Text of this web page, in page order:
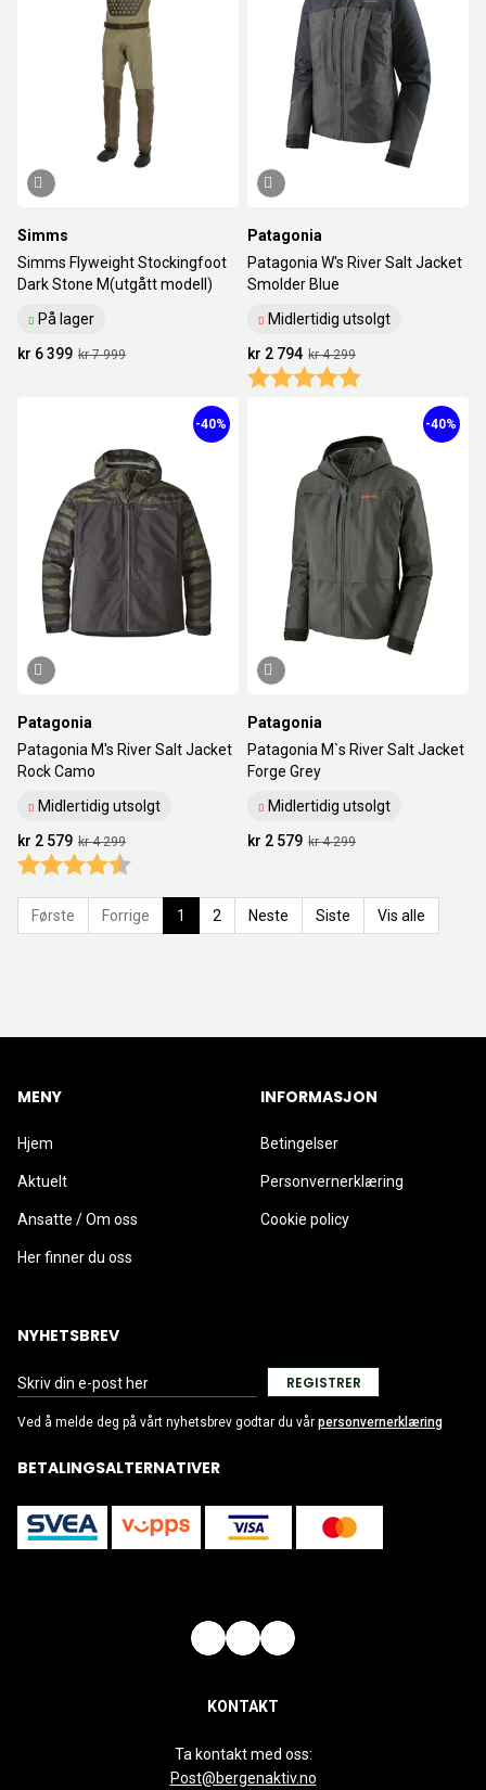
Simms
Simms Flyweight Stockingfoot
Dark Stone M(utgått modell)
På lager
kr 7 999
kr 6 399
Patagonia
Patagonia W's River Salt Jacket
Smolder Blue
Midlertidig utsolgt
kr 4 299
kr 2 794
Karakter:
Patagonia
Patagonia M's River Salt Jacket
Rock Camo
Midlertidig utsolgt
-40%
kr 4 299
kr 2 579
Karakter:
Patagonia
Patagonia M`s River Salt Jacket
Forge Grey
Midlertidig utsolgt
-40%
kr 4 299
kr 2 579
Første Forrige 1 2 Neste Siste Vis alle
MENY
Hjem
Aktuelt
Ansatte / Om oss
Her finner du oss
INFORMASJON
Betingelser
Personvernerklæring
Cookie policy
NYHETSBREV
REGISTRER
Ved å melde deg på vårt nyhetsbrev godtar du vår personvernerklæring
BETALINGSALTERNATIVER
KONTAKT
Ta kontakt med oss:
Post@bergenaktiv.no